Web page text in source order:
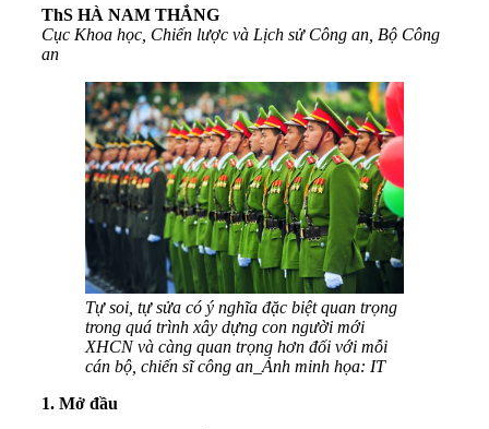
ThS HÀ NAM THẮNG
Cục Khoa học, Chiến lược và Lịch sử Công an, Bộ Công
an
Tự soi, tự sửa có ý nghĩa đặc biệt quan trọng
trong quá trình xây dựng con người mới
XHCN và càng quan trọng hơn đối với mỗi
cán bộ, chiến sĩ công an_Ảnh minh họa: IT
1. Mở đầu